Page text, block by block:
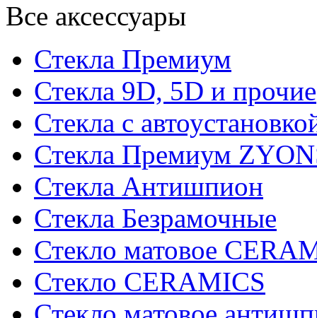
Все аксессуары
Стекла Премиум
Стекла 9D, 5D и прочие
Стекла с
Стекла Премиум
Стекла Антишпион
Стекла Безрамочные
Стекло матовое
Стекло CERAMICS